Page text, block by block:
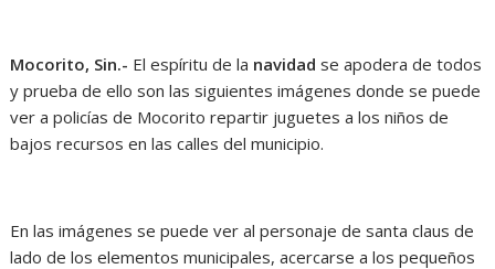
Mocorito, Sin.- El espíritu de la navidad se apodera de todos
y prueba de ello son las siguientes imágenes donde se puede
ver a policías de Mocorito repartir juguetes a los niños de
bajos recursos en las calles del municipio.
En las imágenes se puede ver al personaje de santa claus de
lado de los elementos municipales, acercarse a los pequeños